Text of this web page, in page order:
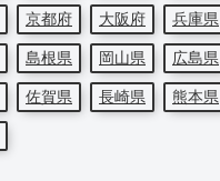
京都府 大阪府 兵庫県
島根県 岡山県 広島県
佐賀県 長崎県 熊本県